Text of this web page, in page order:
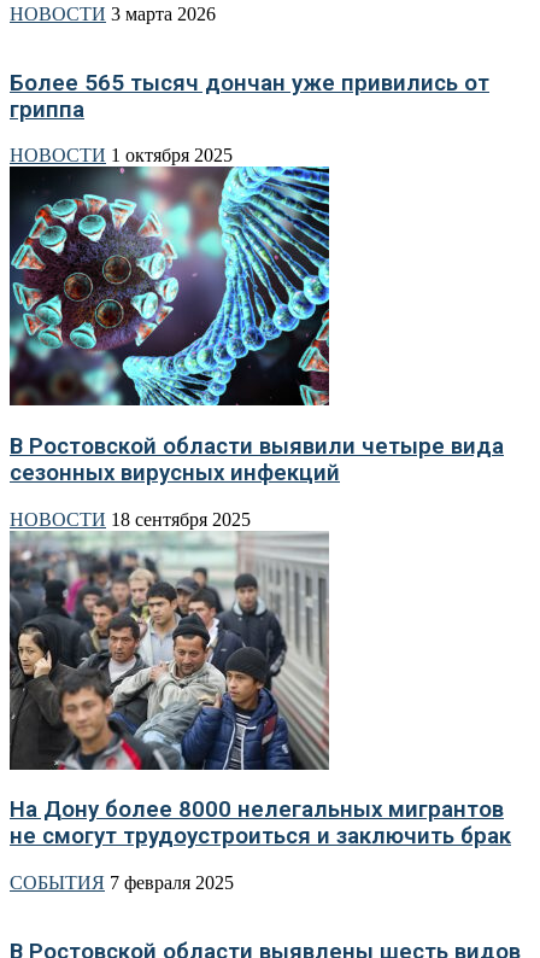
НОВОСТИ 3 марта 2026
Более 565 тысяч дончан уже привились от
гриппа
НОВОСТИ 1 октября 2025
В Ростовской области выявили четыре вида
сезонных вирусных инфекций
НОВОСТИ 18 сентября 2025
На Дону более 8000 нелегальных мигрантов
не смогут трудоустроиться и заключить брак
СОБЫТИЯ 7 февраля 2025
В Ростовской области выявлены шесть видов